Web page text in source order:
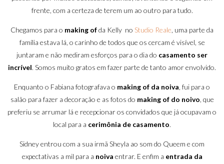
frente, com a certeza de terem um ao outro para tudo.
Chegamos para o making ofda Kelly no Studio Reale, uma parte da
família estava lá, o carinho de todos que os cercam é visível, se
juntaram e não mediram esforços para o dia do casamento ser
incrível. Somos muito gratos em fazer parte de tanto amor envolvido.
Enquanto o Fabiana fotografava o making of da noiva, fui para o
salão para fazer a decoração e as fotos do making of do noivo, que
preferiu se arrumar lá e recepcionar os convidados que já ocupavam o
local para a cerimônia de casamento.
Sidney entrou com a sua irmã Sheyla ao som do Queem e com
expectativas a mil para a noiva entrar. E enfim a entrada da